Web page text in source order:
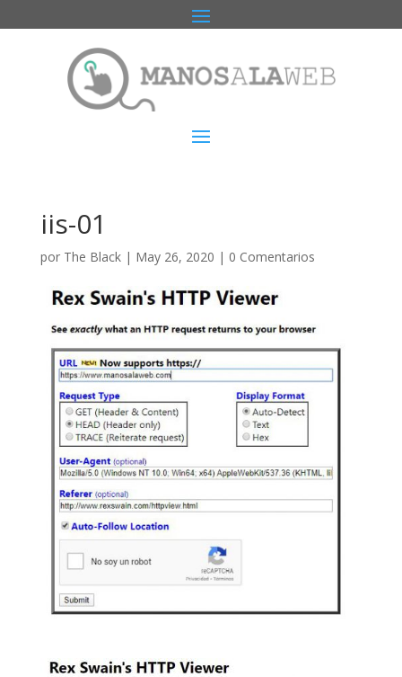
iis-01
por The Black| May 26, 2020 | 0 Comentarios